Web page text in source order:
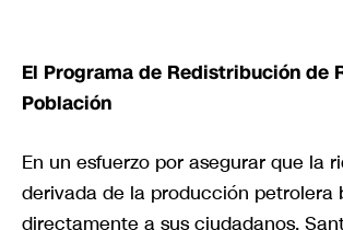
El Programa de Redistribución de
Población
En un esfuerzo por asegurar que la
derivada de la producción petrolera
directamente a sus ciudadanos,